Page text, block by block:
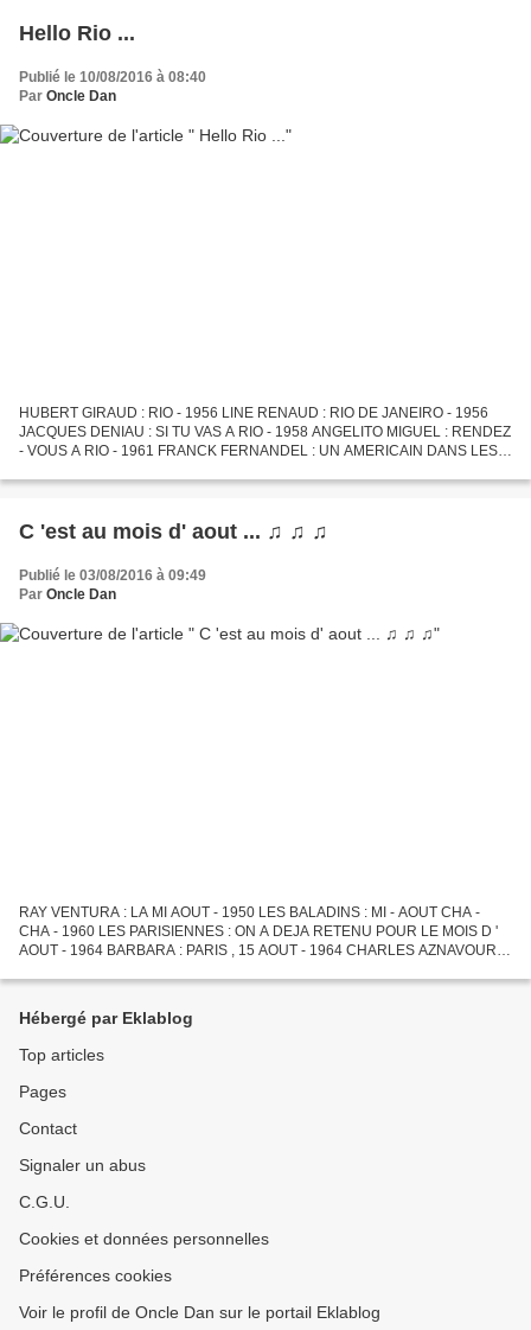
Hello Rio ...
Publié le 10/08/2016 à 08:40
Par Oncle Dan
HUBERT GIRAUD : RIO - 1956 LINE RENAUD : RIO DE JANEIRO - 1956
JACQUES DENIAU : SI TU VAS A RIO - 1958 ANGELITO MIGUEL : RENDEZ
- VOUS A RIO - 1961 FRANCK FERNANDEL : UN AMERICAIN DANS LES
C 'est au mois d' aout ... ♫ ♫ ♫
Publié le 03/08/2016 à 09:49
Par Oncle Dan
RAY VENTURA : LA MI AOUT - 1950 LES BALADINS : MI - AOUT CHA -
CHA - 1960 LES PARISIENNES : ON A DEJA RETENU POUR LE MOIS D '
AOUT - 1964 BARBARA : PARIS , 15 AOUT - 1964 CHARLES AZNAVOUR :
AU...
Hébergé par Eklablog
Top articles
Pages
Contact
Signaler un abus
C.G.U.
Cookies et données personnelles
Préférences cookies
Voir le profil de Oncle Dan sur le portail Eklablog